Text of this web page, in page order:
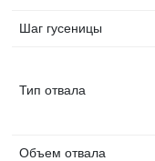
Шаг гусеницы
Тип отвала
Объем отвала